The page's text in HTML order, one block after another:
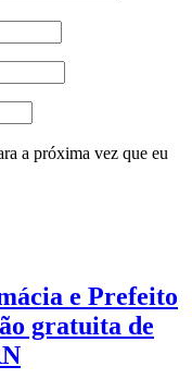
a próxima vez que eu
e Prefeito
gratuita de